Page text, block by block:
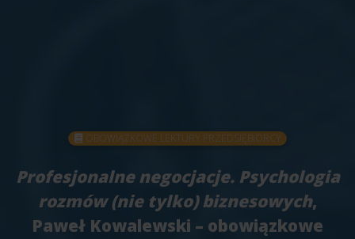
OBOWIĄZKOWE LEKTURY PRZEDSIĘBIORCY
Profesjonalne negocjacje. Psychologia
rozmów (nie tylko) biznesowych,
Paweł Kowalewski – obowiązkowe